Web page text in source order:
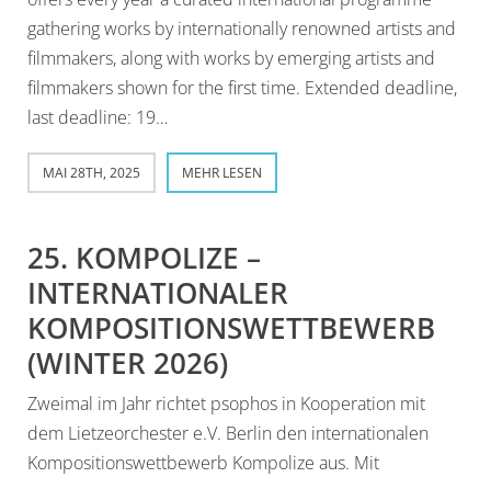
gathering works by internationally renowned artists and
filmmakers, along with works by emerging artists and
filmmakers shown for the first time. Extended deadline,
last deadline: 19…
MAI 28TH, 2025 MEHR LESEN
25. KOMPOLIZE –
INTERNATIONALER
KOMPOSITIONSWETTBEWERB
(WINTER 2026)
Zweimal im Jahr richtet psophos in Kooperation mit
dem Lietzeorchester e.V. Berlin den internationalen
Kompositionswettbewerb Kompolize aus. Mit